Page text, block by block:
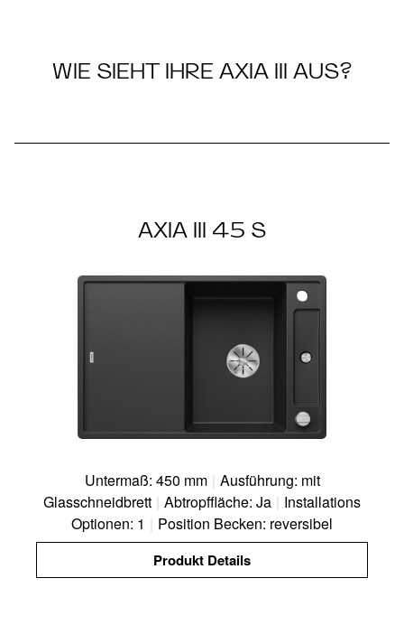
WIE SIEHT IHRE AXIA III AUS?
AXIA III 45 S
Untermaß: 450 mm | Ausführung: mit
Glasschneidbrett | Abtropffläche: Ja | Installations
Optionen: 1 | Position Becken: reversibel
Produkt Details